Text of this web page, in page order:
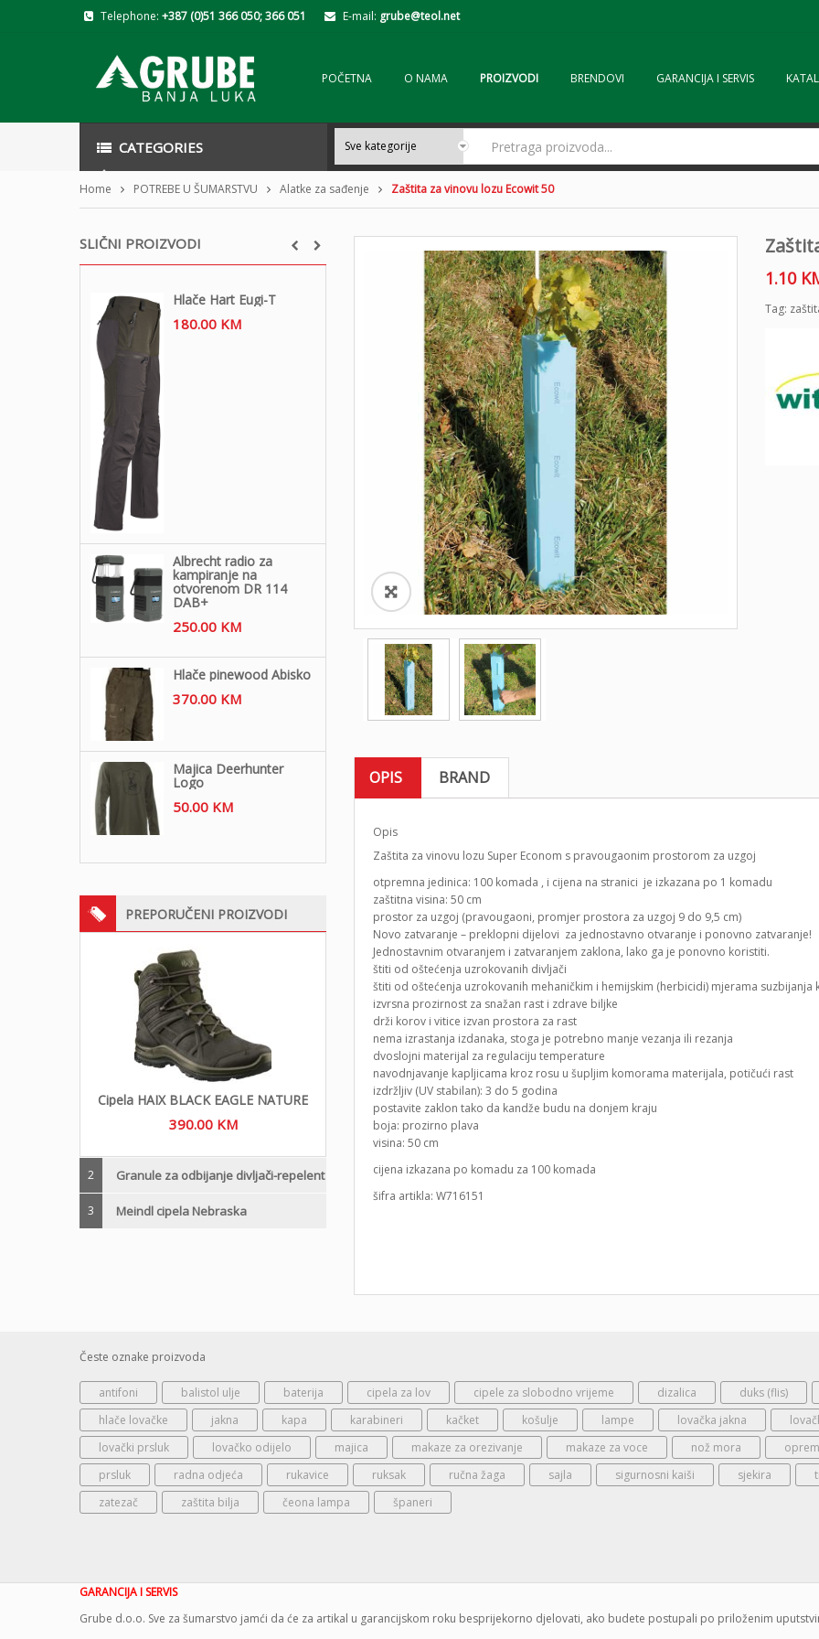
Telephone: +387 (0)51 366 050; 366 051 E-mail: grube@teol.net
POČETNA O NAMA PROIZVODI BRENDOVI GARANCIJA I SERVIS
CATEGORIES
Home POTREBE U ŠUMARSTVU Alatke za sađenje Zaštita za vinovu lozu Ecowit 50
SLIČNI PROIZVODI
Hlače Hart Eugi-T
180.00 KM
Albrecht radio za
kampiranje na
otvorenom DR 114
DAB+
250.00 KM
Hlače pinewood Abisko
370.00 KM
Majica Deerhunter
Logo
50.00 KM
PREPORUČENI PROIZVODI
Cipela HAIX BLACK EAGLE NATURE
390.00 KM
2 Granule za odbijanje divljači-repelent
3 Meindl cipela Nebraska
1.10
Tag:
OPIS BRAND
Opis
Zaštita za vinovu lozu Super Econom s pravougaonim prostorom za uzgoj
otpremna jedinica: 100 komada , i cijena na stranici je izkazana po 1 komadu
zaštitna visina: 50 cm
prostor za uzgoj (pravougaoni, promjer prostora za uzgoj 9 do 9,5 cm)
Novo zatvaranje – preklopni dijelovi za jednostavno otvaranje i ponovno zatvaranje!
Jednostavnim otvaranjem i zatvaranjem zaklona, ​​lako ga je ponovno koristiti.
štiti od oštećenja uzrokovanih divljači
štiti od oštećenja uzrokovanih mehaničkim i hemijskim (herbicidi) mjerama suzbijanja
izvrsna prozirnost za snažan rast i zdrave biljke
drži korov i vitice izvan prostora za rast
nema izrastanja izdanaka, stoga je potrebno manje vezanja ili rezanja
dvoslojni materijal za regulaciju temperature
navodnjavanje kapljicama kroz rosu u šupljim komorama materijala, potičući rast
izdržljiv (UV stabilan): 3 do 5 godina
postavite zaklon tako da kandže budu na donjem kraju
boja: prozirno plava
visina: 50 cm
cijena izkazana po komadu za 100 komada
šifra artikla: W716151
Česte oznake proizvoda
antifoni balistol ulje baterija cipela za lov cipele za slobodno vrijeme dizalica duks (flis)
hlače lovačke
jakna kapa karabineri kačket košulje lampe lovačka jakna
lovački prsluk
lovačko odijelo majica makaze za orezivanje makaze za voce nož mora
prsluk
radna odjeća rukavice ruksak ručna žaga sajla sigurnosni kaiši sjekira
zatezač
zaštita bilja čeona lampa španeri
GARANCIJA I SERVIS
Grube d.o.o. Sve za šumarstvo jamći da će za artikal u garancijskom roku besprijekorno djelovati, ako budete postupali po priloženim